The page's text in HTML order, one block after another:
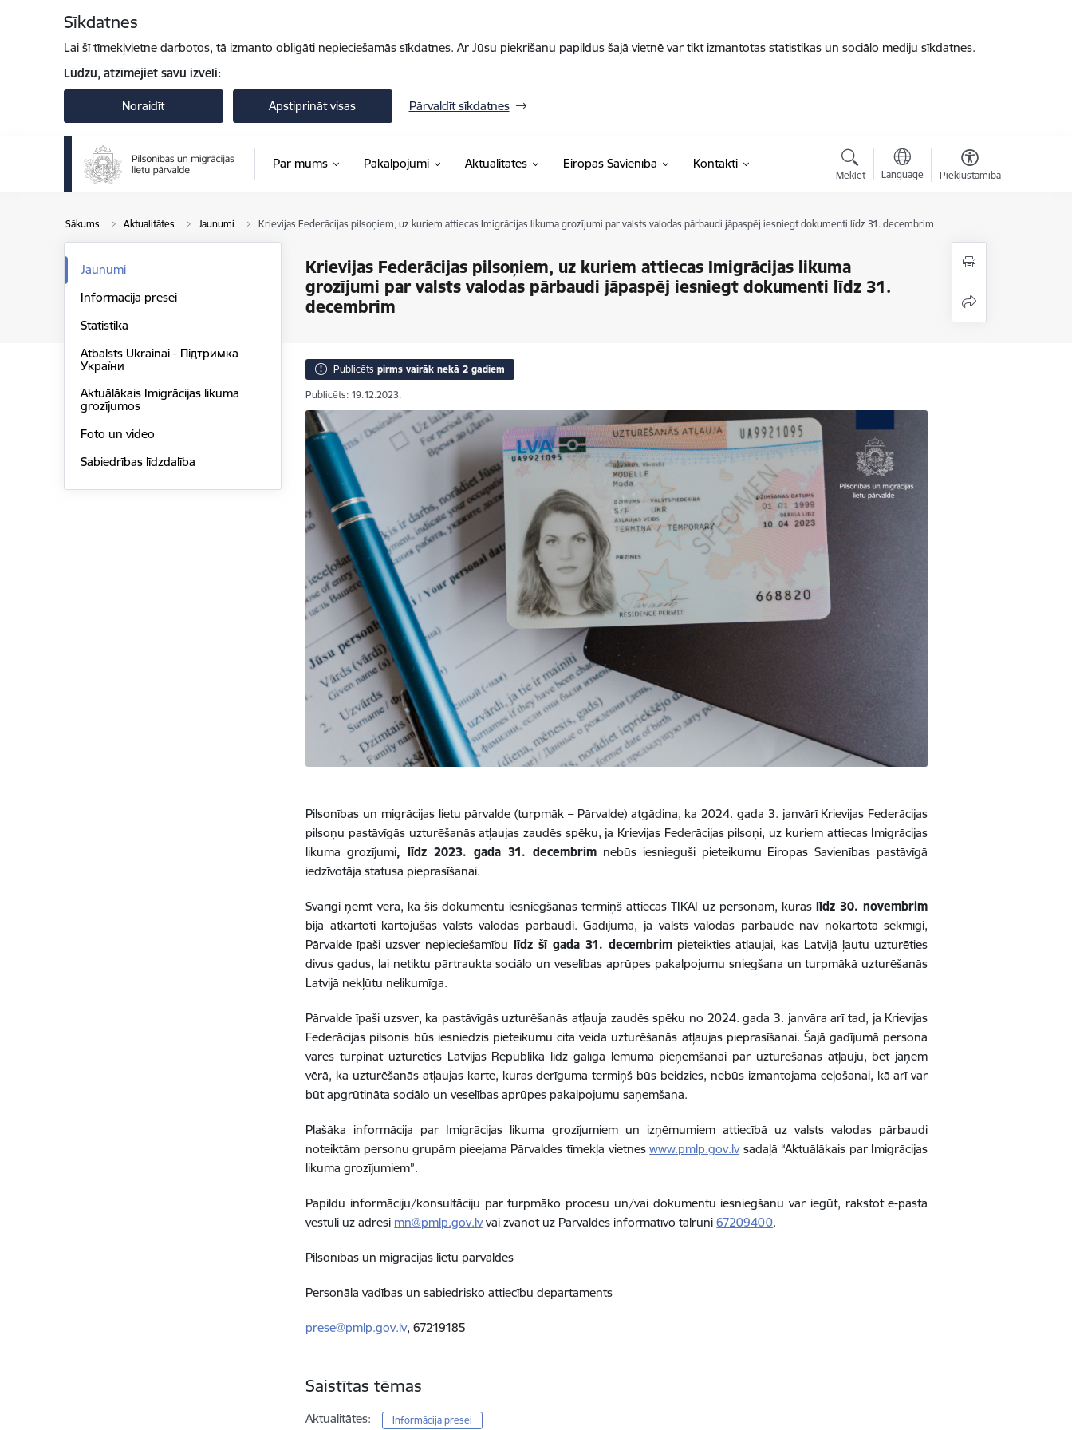
Sīkdatnes
Lai šī tīmekļvietne darbotos, tā izmanto obligāti nepieciešamās sīkdatnes. Ar Jūsu piekrišanu papildus šajā vietnē var tikt izmantotas statistikas un sociālo mediju sīkdatnes.
Lūdzu, atzīmējiet savu izvēli:
Noraidīt Apstiprināt visas Pārvaldīt sīkdatnes
Par mums Pakalpojumi Aktualitātes Eiropas Savienība Kontakti
Meklēt Language Piekļūstamība
Sākums Aktualitātes Jaunumi Krievijas Federācijas pilsoņiem, uz kuriem attiecas Imigrācijas likuma grozījumi par valsts valodas pārbaudi jāpaspēj iesniegt dokumenti līdz 31. decembrim
Krievijas Federācijas pilsoņiem, uz kuriem attiecas Imigrācijas likuma
grozījumi par valsts valodas pārbaudi jāpaspēj iesniegt dokumenti līdz 31.
decembrim
Jaunumi
Informācija presei
Statistika
Atbalsts Ukrainai - Підтримка
України
Aktuālākais Imigrācijas likuma
grozījumos
Foto un video
Sabiedrības līdzdalība
Publicēts pirms vairāk nekā 2 gadiem
Publicēts: 19.12.2023.
Pilsonības un migrācijas lietu pārvalde (turpmāk – Pārvalde) atgādina, ka 2024. gada 3. janvārī Krievijas Federācijas
pilsoņu pastāvīgās uzturēšanās atļaujas zaudēs spēku, ja Krievijas Federācijas pilsoņi, uz kuriem attiecas Imigrācijas
likuma grozījumi, līdz 2023. gada 31. decembrimnebūs iesnieguši pieteikumu Eiropas Savienības pastāvīgā
iedzīvotāja statusa pieprasīšanai.
Svarīgi ņemt vērā, ka šis dokumentu iesniegšanas termiņš attiecas TIKAI uz personām, kuras līdz 30. novembrim
bija atkārtoti kārtojušas valsts valodas pārbaudi. Gadījumā, ja valsts valodas pārbaude nav nokārtota sekmīgi,
Pārvalde īpaši uzsver nepieciešamību līdz šī gada 31. decembrimpieteikties atļaujai, kas Latvijā ļautu uzturēties
divus gadus, lai netiktu pārtraukta sociālo un veselības aprūpes pakalpojumu sniegšana un turpmākā uzturēšanās
Latvijā nekļūtu nelikumīga.
Pārvalde īpaši uzsver, ka pastāvīgās uzturēšanās atļauja zaudēs spēku no 2024. gada 3. janvāra arī tad, ja Krievijas
Federācijas pilsonis būs iesniedzis pieteikumu cita veida uzturēšanās atļaujas pieprasīšanai. Šajā gadījumā persona
varēs turpināt uzturēties Latvijas Republikā līdz galīgā lēmuma pieņemšanai par uzturēšanās atļauju, bet jāņem
vērā, ka uzturēšanās atļaujas karte, kuras derīguma termiņš būs beidzies, nebūs izmantojama ceļošanai, kā arī var
būt apgrūtināta sociālo un veselības aprūpes pakalpojumu saņemšana.
Plašāka informācija par Imigrācijas likuma grozījumiem un izņēmumiem attiecībā uz valsts valodas pārbaudi
noteiktām personu grupām pieejama Pārvaldes tīmekļa vietneswww.pmlp.gov.lvsadaļā “Aktuālākais par Imigrācijas
likuma grozījumiem”.
Papildu informāciju/konsultāciju par turpmāko procesu un/vai dokumentu iesniegšanu var iegūt, rakstot e-pasta
vēstuli uz adresi mn@pmlp.gov.lvvai zvanot uz Pārvaldes informatīvo tālruni67209400.
Pilsonības un migrācijas lietu pārvaldes
Personāla vadības un sabiedrisko attiecību departaments
prese@pmlp.gov.lv,67219185
Saistītas tēmas
Aktualitātes: Informācija presei